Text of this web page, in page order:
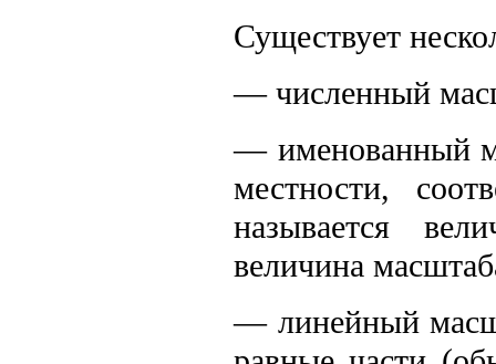
Существует
— численный
— именованный
местности,
называется
величина
— линейный